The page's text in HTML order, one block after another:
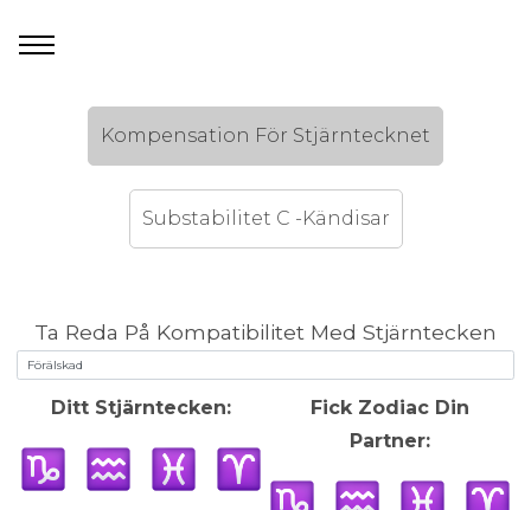
Kompensation För Stjärntecknet
Substabilitet C -Kändisar
Ta Reda På Kompatibilitet Med Stjärntecken
Ditt Stjärntecken:
Fick Zodiac Din
Partner: